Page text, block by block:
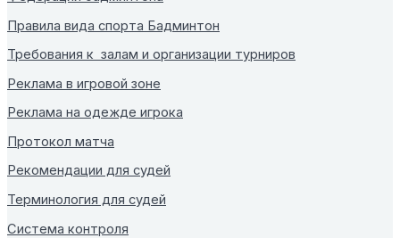
Правила вида спорта Бадминтон
Требования к залам и организации турниров
Реклама в игровой зоне
Реклама на одежде игрока
Протокол матча
Рекомендации для судей
Терминология для судей
Система контроля